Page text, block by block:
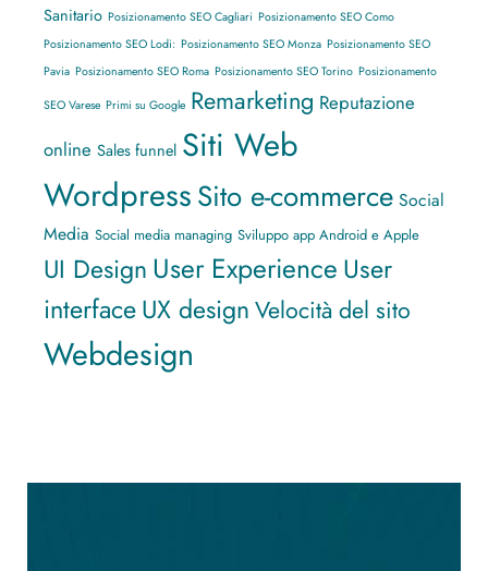
Sanitario Posizionamento SEO Cagliari Posizionamento SEO Como
Posizionamento SEO Lodi: Posizionamento SEO Monza Posizionamento SEO
Pavia Posizionamento SEO Roma Posizionamento SEO Torino Posizionamento
SEO Varese Primi su Google Remarketing Reputazione
online Sales funnel Siti Web
WordpressSito e-commerce Social
Media Social media managing Sviluppo app Android e Apple
UI Design User Experience User
interfaceUX designVelocità del sito
Webdesign